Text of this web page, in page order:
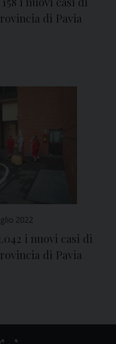
di Pavia
2022
i nuovi casi di
di Pavia